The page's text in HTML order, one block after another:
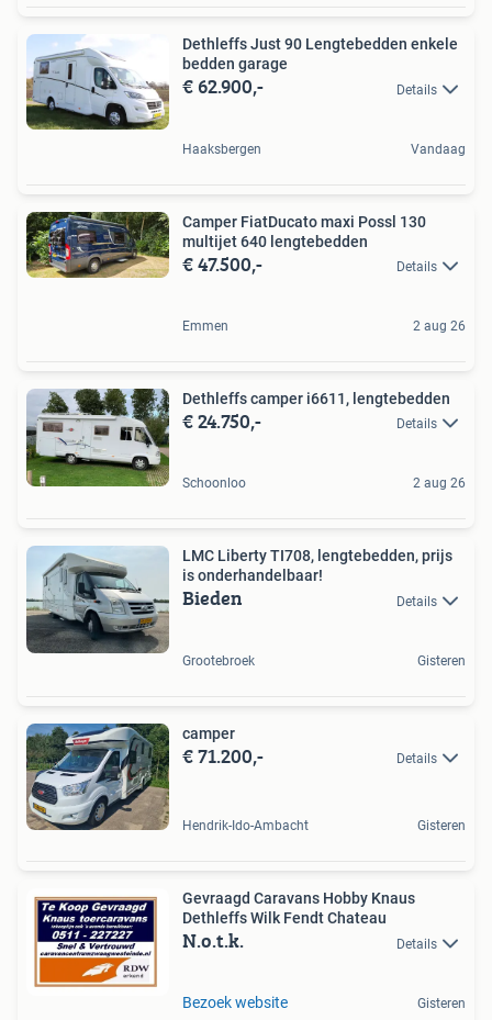
Dethleffs Just 90 Lengtebedden enkele
bedden garage
€ 62.900,- Details
Haaksbergen Vandaag
Camper FiatDucato maxi Possl 130
multijet 640 lengtebedden
€ 47.500,- Details
Emmen 2 aug 26
Dethleffs camper i6611, lengtebedden
€ 24.750,- Details
Schoonloo 2 aug 26
LMC Liberty TI708, lengtebedden, prijs
is onderhandelbaar!
Bieden Details
Grootebroek Gisteren
camper
€ 71.200,- Details
Hendrik-Ido-Ambacht Gisteren
Gevraagd Caravans Hobby Knaus
Dethleffs Wilk Fendt Chateau
N.o.t.k. Details
Bezoek website Gisteren